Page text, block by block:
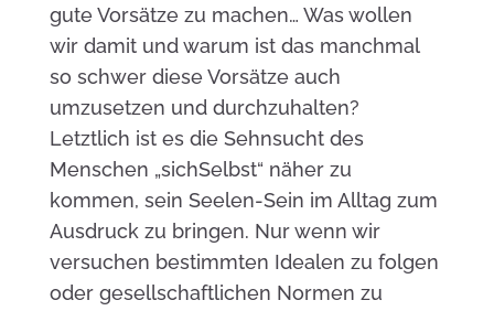
gute Vorsätze zu machen… Was wollen
wir damit und warum ist das manchmal
so schwer diese Vorsätze auch
umzusetzen und durchzuhalten?
Letztlich ist es die Sehnsucht des
Menschen „sichSelbst“ näher zu
kommen, sein Seelen-Sein im Alltag zum
Ausdruck zu bringen. Nur wenn wir
versuchen bestimmten Idealen zu folgen
oder gesellschaftlichen Normen zu